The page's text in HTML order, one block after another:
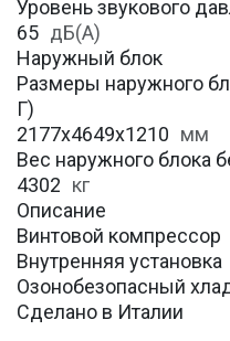
Уровень звукового
65 дБ(А)
Наружный блок
Размеры наружного
Г)
2177x4649x1210 мм
Вес наружного блока
4302 кг
Описание
Винтовой компрессор
Внутренняя установка
Озонобезопасный
Сделано в Италии